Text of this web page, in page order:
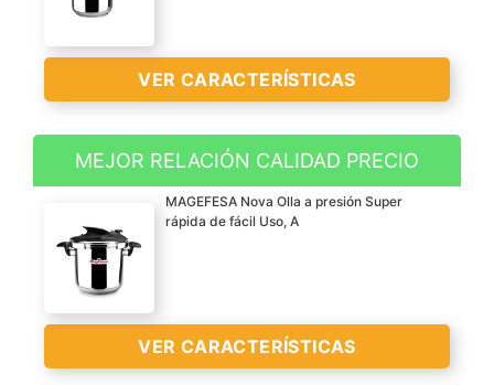
VER CARACTERÍSTICAS
Mas sana: cocina
preservando mas
vitaminas, minerales y
sabores
Mas ecológica: puede
ahorrar hasta 70% de
MEJOR RELACIÓN CALIDAD PRECIO
MAGEFESA Nova Olla a presión Super
rápida de fácil Uso, A
VER CARACTERÍSTICAS